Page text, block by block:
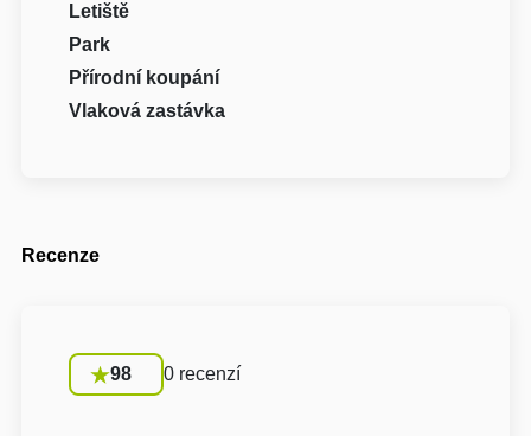
Letiště
Park
Přírodní koupání
Vlaková zastávka
Recenze
98 0 recenzí